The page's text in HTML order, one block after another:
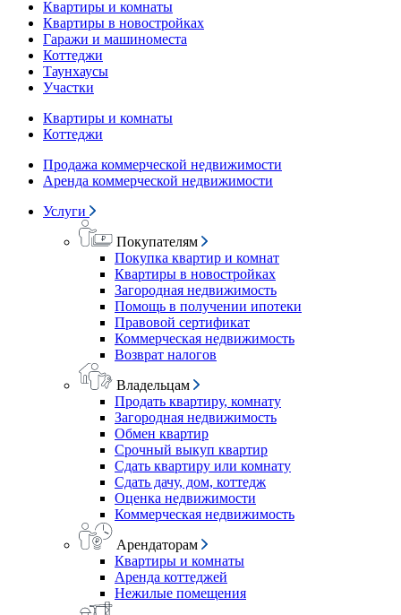
Квартиры и комнаты
Квартиры в новостройках
Гаражи и машиноместа
Коттеджи
Таунхаусы
Участки
Квартиры и комнаты
Коттеджи
Продажа коммерческой недвижимости
Аренда коммерческой недвижимости
Услуги
Покупателям
Покупка квартир и комнат
Квартиры в новостройках
Загородная недвижимость
Помощь в получении ипотеки
Правовой сертификат
Коммерческая недвижимость
Возврат налогов
Владельцам
Продать квартиру, комнату
Загородная недвижимость
Обмен квартир
Срочный выкуп квартир
Сдать квартиру или комнату
Сдать дачу, дом, коттедж
Оценка недвижимости
Коммерческая недвижимость
Арендаторам
Квартиры и комнаты
Аренда коттеджей
Нежилые помещения